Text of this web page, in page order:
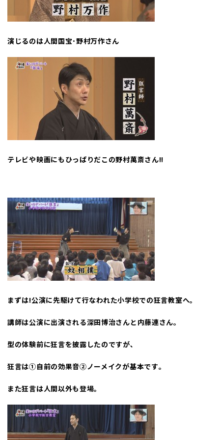
演じるのは人間国宝･野村万作さん
テレビや映画にもひっぱりだこの野村萬斎さん!!
まずは!公演に先駆けて行なわれた小学校での狂言教室へ｡
講師は公演に出演される深田博治さんと内藤連さん｡
型の体験前に狂言を披露したのですが､
狂言は①自前の効果音②ノーメイクが基本です｡
また狂言は人間以外も登場｡